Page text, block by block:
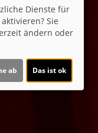
Dienste für
aktivieren? Sie
ändern oder
ab Das ist ok